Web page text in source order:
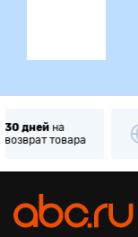
Только
товары